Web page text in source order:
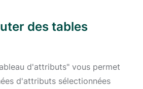
des tables
d'attributs" vous permet
d'attributs sélectionnées